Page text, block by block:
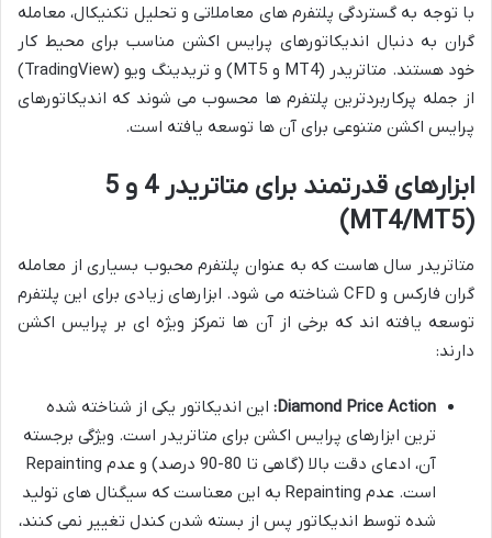
با توجه به گستردگی پلتفرم های معاملاتی و تحلیل تکنیکال، معامله
گران به دنبال اندیکاتورهای پرایس اکشن مناسب برای محیط کار
خود هستند. متاتریدر (MT4 و MT5) و تریدینگ ویو (TradingView)
از جمله پرکاربردترین پلتفرم ها محسوب می شوند که اندیکاتورهای
پرایس اکشن متنوعی برای آن ها توسعه یافته است.
ابزارهای قدرتمند برای متاتریدر 4 و 5
(MT4/MT5)
متاتریدر سال هاست که به عنوان پلتفرم محبوب بسیاری از معامله
گران فارکس و CFD شناخته می شود. ابزارهای زیادی برای این پلتفرم
توسعه یافته اند که برخی از آن ها تمرکز ویژه ای بر پرایس اکشن
دارند:
Diamond Price Action: این اندیکاتور یکی از شناخته شده
ترین ابزارهای پرایس اکشن برای متاتریدر است. ویژگی برجسته
آن، ادعای دقت بالا (گاهی تا 80-90 درصد) و عدم Repainting
است. عدم Repainting به این معناست که سیگنال های تولید
شده توسط اندیکاتور پس از بسته شدن کندل تغییر نمی کنند،